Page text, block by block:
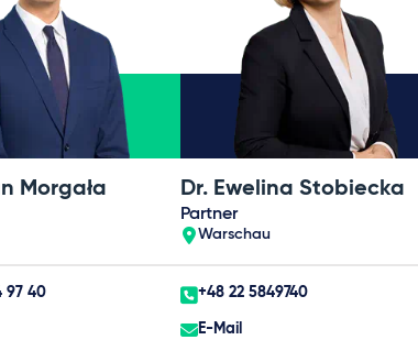
Morgała
97 40
Dr. Ewelina Stobiecka
Partner
Warschau
+48 22 5849740
E-Mail